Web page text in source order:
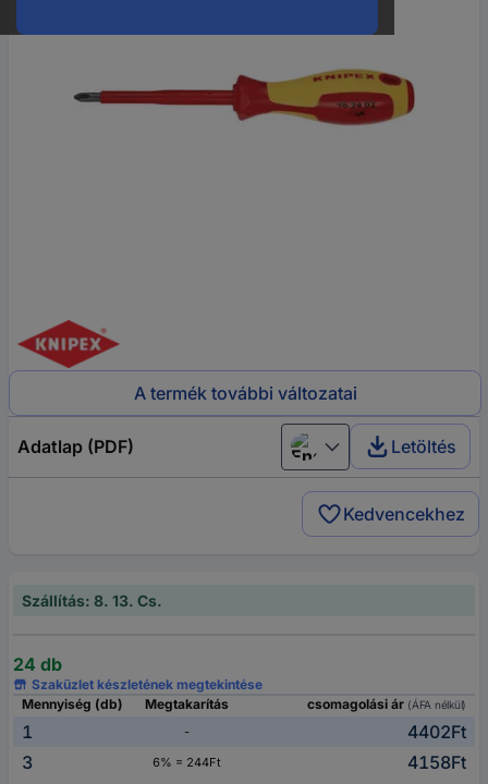
A termék további változatai
Adatlap (PDF) English Letöltés
Kedvencekhez
Szállítás: 8. 13. Cs.
24 db
Szaküzlet készletének megtekintése
Mennyiség (db)
Megtakarítás csomagolási ár (ÁFA nélkül)
1 -
4402Ft
3
6% = 244Ft 4158Ft